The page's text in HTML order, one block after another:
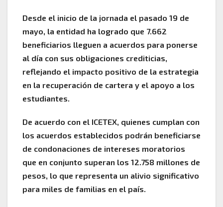
Desde el inicio de la jornada el pasado 19 de
mayo, la entidad ha logrado que 7.662
beneficiarios lleguen a acuerdos para ponerse
al día con sus obligaciones crediticias,
reflejando el impacto positivo de la estrategia
en la recuperación de cartera y el apoyo a los
estudiantes.
De acuerdo con el ICETEX, quienes cumplan con
los acuerdos establecidos podrán beneficiarse
de condonaciones de intereses moratorios
que en conjunto superan los 12.758 millones de
pesos, lo que representa un alivio significativo
para miles de familias en el país.